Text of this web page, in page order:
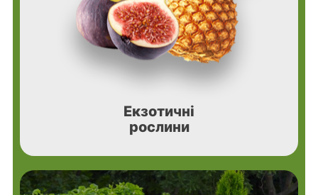
Екзотичні
рослини